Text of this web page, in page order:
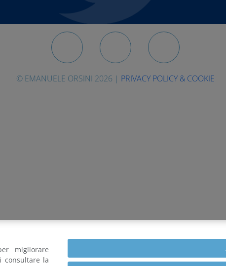
© EMANUELE ORSINI 2026 | PRIVACY POLICY & COOKIE
migliorare
consultare la